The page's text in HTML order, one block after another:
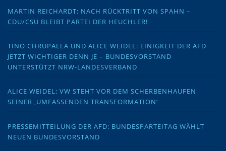
MARTIN REICHARDT: NACH RÜCKTRITT VON SPAHN –
CDU/CSU BLEIBT PARTEI DER HEUCHLER!
TINO CHRUPALLA UND ALICE WEIDEL: EINIGKEIT DER AFD
JETZT WICHTIGER DENN JE – BUNDESVORSTAND
UNTERSTÜTZT NRW-LANDESVERBAND
ALICE WEIDEL: VW STEHT VOR DEM SCHERBENHAUFEN
SEINER ‚UMFASSENDEN TRANSFORMATION‘
PRESSEMITTEILUNG DER AFD: BUNDESPARTEITAG WÄHLT
NEUEN BUNDESVORSTAND